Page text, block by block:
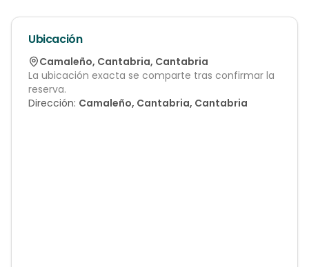
Ubicación
Camaleño, Cantabria, Cantabria
La ubicación exacta se comparte tras confirmar la
reserva.
Dirección: Camaleño, Cantabria, Cantabria